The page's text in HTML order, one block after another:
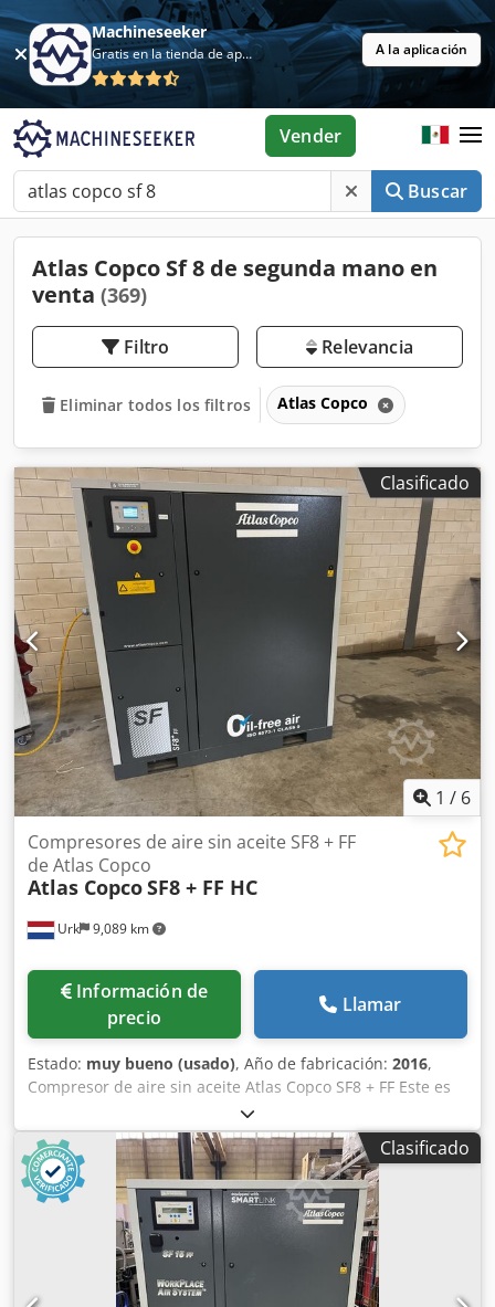
Machineseeker
Gratis en la tienda de aplicaciones A la aplicación
Buscar
Vender
Atlas Copco Sf 8 de segunda mano en
venta (369)
Filtro Relevancia
Eliminar todos los filtros Atlas Copco
Clasificado
1 / 6
Urk 9,089 km
Compresores de aire sin aceite SF8 + FF
de Atlas Copco
Atlas CopcoSF8 + FF HC
Información de
precio
Llamar
Estado: muy bueno (usado), Año de fabricación: 2016,
Compresor de aire sin aceite Atlas Copco SF8 + FF Este es
un compresor de aire de tipo scroll sin aceite Atlas Copco
SF8+FF usado fabricado en 2016. Las unidades multiscroll
SF+ 8 ofrecen los beneficios y la flexibilidad de un sistema
modular que utiliza de dos a cuatro módulos de
compresor integrados en una carrocería. El Elektronikon®
monitorea continuamente el estado de cada elemento y
pone en marcha y detiene los elementos de compresión,
asegurando así que la salida de aire comprimido coincida
con la demanda de aire. Además, la calidad perfecta del
Clasificado